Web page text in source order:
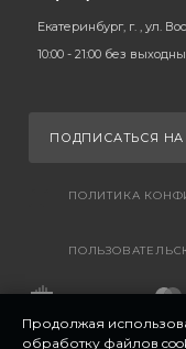
Екатеринбург, г. , ул.
10:00 - 21:00 без
ПОДПИСАТЬСЯ
ПОЛИТИКА
Продолжая
обработку файлов